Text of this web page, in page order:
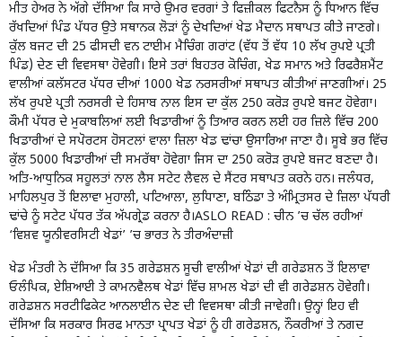
ਮੀਤ ਹੇਅਰ ਨੇ ਅੱਗੇ ਦੱਸਿਆ ਕਿ ਸਾਰੇ ਉਮਰ ਵਰਗਾਂ ਤੇ ਫਿਜ਼ੀਕਲ ਫਿਟਨੈਸ ਨੂੰ ਧਿਆਨ ਵਿੱਚ
ਰੱਖਦਿਆਂ ਪਿੰਡ ਪੱਧਰ ਉਤੇ ਸਥਾਨਕ ਲੋੜਾਂ ਨੂੰ ਦੇਖਦਿਆਂ ਖੇਡ ਮੈਦਾਨ ਸਥਾਪਤ ਕੀਤੇ ਜਾਣਗੇ।
ਕੁੱਲ ਬਜਟ ਦੀ 25 ਫੀਸਦੀ ਵਨ ਟਾਈਮ ਮੈਚਿੰਗ ਗਰਾਂਟ (ਵੱਧ ਤੋਂ ਵੱਧ 10 ਲੱਖ ਰੁਪਏ ਪ੍ਰਤੀ
ਪਿੰਡ) ਦੇਣ ਦੀ ਵਿਵਸਥਾ ਹੋਵੇਗੀ। ਇਸੇ ਤਰਾਂ ਬਿਹਤਰ ਕੋਚਿੰਗ, ਖੇਡ ਸਮਾਨ ਅਤੇ ਰਿਫਰੈਸ਼ਮੈਂਟ
ਵਾਲੀਆਂ ਕਲੱਸਟਰ ਪੱਧਰ ਦੀਆਂ 1000 ਖੇਡ ਨਰਸਰੀਆਂ ਸਥਾਪਤ ਕੀਤੀਆਂ ਜਾਣਗੀਆਂ। 25
ਲੱਖ ਰੁਪਏ ਪ੍ਰਤੀ ਨਰਸਰੀ ਦੇ ਹਿਸਾਬ ਨਾਲ ਇਸ ਦਾ ਕੁੱਲ 250 ਕਰੋੜ ਰੁਪਏ ਬਜਟ ਹੋਵੇਗਾ।
ਕੌਮੀ ਪੱਧਰ ਦੇ ਮੁਕਾਬਲਿਆਂ ਲਈ ਖਿਡਾਰੀਆਂ ਨੂੰ ਤਿਆਰ ਕਰਨ ਲਈ ਹਰ ਜ਼ਿਲੇ ਵਿੱਚ 200
ਖਿਡਾਰੀਆਂ ਦੇ ਸਪੋਰਟਸ ਹੋਸਟਲਾਂ ਵਾਲਾ ਜ਼ਿਲਾ ਖੇਡ ਢਾਂਚਾ ਉਸਾਰਿਆ ਜਾਣਾ ਹੈ। ਸੂਬੇ ਭਰ ਵਿੱਚ
ਕੁੱਲ 5000 ਖਿਡਾਰੀਆਂ ਦੀ ਸਮਰੱਥਾ ਹੋਵੇਗਾ ਜਿਸ ਦਾ 250 ਕਰੋੜ ਰੁਪਏ ਬਜਟ ਬਣਦਾ ਹੈ।
ਅਤਿ-ਆਧੁਨਿਕ ਸਹੂਲਤਾਂ ਨਾਲ ਲੈਸ ਸਟੇਟ ਲੈਵਲ ਦੇ ਸੈਂਟਰ ਸਥਾਪਤ ਕਰਨੇ ਹਨ। ਜਲੰਧਰ,
ਮਾਹਿਲਪੁਰ ਤੋਂ ਇਲਾਵਾ ਮੁਹਾਲੀ, ਪਟਿਆਲਾ, ਲੁਧਿਾਣਾ, ਬਠਿੰਡਾ ਤੇ ਅੰਮ੍ਰਿਤਸਰ ਦੇ ਜ਼ਿਲਾ ਪੱਧਰੀ
ਢਾਂਚੇ ਨੂੰ ਸਟੇਟ ਪੱਧਰ ਤੱਕ ਅੱਪਗ੍ਰੇਡ ਕਰਨਾ ਹੈ।ASLO READ : ਚੀਨ ’ਚ ਚੱਲ ਰਹੀਆਂ
‘ਵਿਸ਼ਵ ਯੂਨੀਵਰਸਿਟੀ ਖੇਡਾਂ’ ’ਚ ਭਾਰਤ ਨੇ ਤੀਰਅੰਦਾਜ਼ੀ
ਖੇਡ ਮੰਤਰੀ ਨੇ ਦੱਸਿਆ ਕਿ 35 ਗਰੇਡਸ਼ਨ ਸੂਚੀ ਵਾਲੀਆਂ ਖੇਡਾਂ ਦੀ ਗਰੇਡਸ਼ਨ ਤੋਂ ਇਲਾਵਾ
ਓਲੰਪਿਕ, ਏਸ਼ਿਆਈ ਤੇ ਕਾਮਨਵੈਲਥ ਖੇਡਾਂ ਵਿੱਚ ਸ਼ਾਮਲ ਖੇਡਾਂ ਦੀ ਵੀ ਗਰੇਡਸ਼ਨ ਹੋਵੇਗੀ।
ਗਰੇਡਸ਼ਨ ਸਰਟੀਫਿਕੇਟ ਆਨਲਾਈਨ ਦੇਣ ਦੀ ਵਿਵਸਥਾ ਕੀਤੀ ਜਾਵੇਗੀ। ਉਨ੍ਹਾਂ ਇਹ ਵੀ
ਦੱਸਿਆ ਕਿ ਸਰਕਾਰ ਸਿਰਫ ਮਾਨਤਾ ਪ੍ਰਾਪਤ ਖੇਡਾਂ ਨੂੰ ਹੀ ਗਰੇਡਸ਼ਨ, ਨੌਕਰੀਆਂ ਤੇ ਨਗਦ